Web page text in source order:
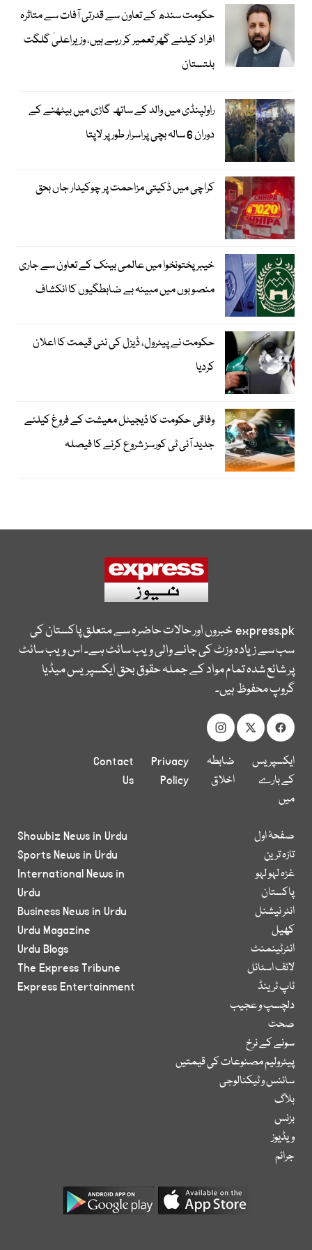
حکومت سندھ کے تعاون سے قدرتی آفات سے متاثرہ
افراد کیلئے گھر تعمیر کر رہے ہیں، وزیراعلیٰ گلگت
بلتستان
راولپنڈی میں والد کے ساتھ گاڑی میں بیٹھنے کے
دوران 6 سالہ بچی پراسرار طور پر لاپتا
کراچی میں ڈکیتی مزاحمت پر چوکیدار جاں بحق
خیبرپختونخوا میں عالمی بینک کے تعاون سے جاری
منصوبوں میں مبینہ بے ضابطگیوں کا انکشاف
حکومت نے پیٹرول، ڈیزل کی نئی قیمت کا اعلان
کردیا
وفاقی حکومت کا ڈیجیٹل معیشت کے فروغ کیلئے
جدید آئی ٹی کورسز شروع کرنے کا فیصلہ
express.pkخبروں اور حالات حاضرہ سے متعلق پاکستان کی
سب سے زیادہ وزٹ کی جانے والی ویب سائٹ ہے۔ اس ویب سائٹ
پر شائع شدہ تمام مواد کے جملہ حقوق بحق ایکسپریس میڈیا
گروپ محفوظ ہیں۔
ایکسپریس
کے بارے
میں
ضابطہ
اخلاق
Privacy
Policy
Contact
Us
صفحۂ اول
تازہ ترین
غزہ لہو لہو
پاکستان
انٹر نیشنل
کھیل
انٹرٹینمنٹ
لائف اسٹائل
ٹاپ ٹرینڈ
دلچسپ و عجیب
صحت
سونے کے نرخ
پیٹرولیم مصنوعات کی قیمتیں
سائنس و ٹیکنالوجی
بلاگ
بزنس
ویڈیوز
جرائم
Showbiz News in Urdu
Sports News in Urdu
International News in
Urdu
Business News in Urdu
Urdu Magazine
Urdu Blogs
The Express Tribune
Express Entertainment